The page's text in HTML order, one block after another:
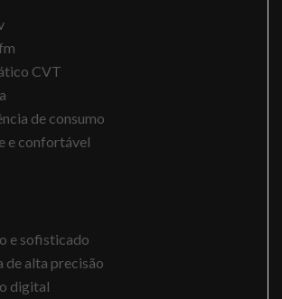
CVT
de consumo
e confortável
e sofisticado
de alta precisão
digital